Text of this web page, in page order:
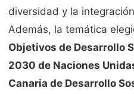
diversidad y la
Además, la temática
Objetivos de Desarrollo
2030 de Naciones
Canaria de Desarrollo